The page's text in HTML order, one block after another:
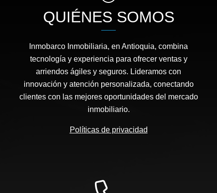
QUIÉNES SOMOS
Inmobarco Inmobiliaria, en Antioquia, combina
tecnología y experiencia para ofrecer ventas y
arriendos ágiles y seguros. Lideramos con
innovación y atención personalizada, conectando
clientes con las mejores oportunidades del mercado
inmobiliario.
Políticas de privacidad